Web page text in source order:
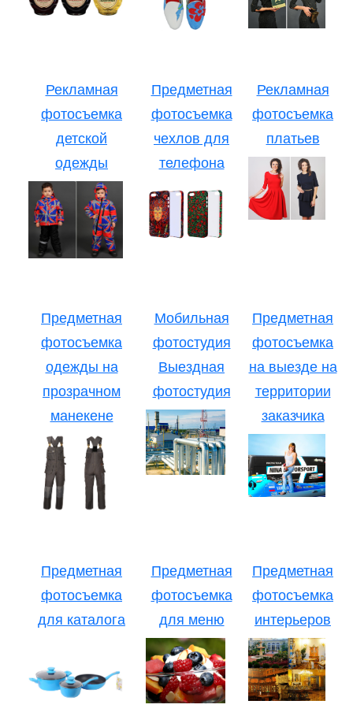
Рекламная
фотосъемка
детской
одежды
Предметная
фотосъемка
чехлов для
телефона
Рекламная
фотосъемка
платьев
Предметная
фотосъемка
одежды на
прозрачном
манекене
Мобильная
фотостудия
Выездная
фотостудия
Предметная
фотосъемка
на выезде на
территории
заказчика
Предметная
фотосъемка
для каталога
Предметная
фотосъемка
для меню
Предметная
фотосъемка
интерьеров